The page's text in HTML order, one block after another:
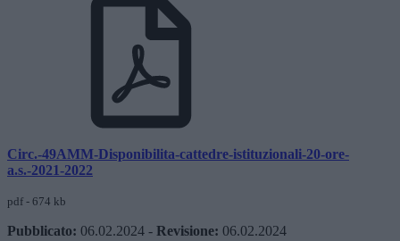
Circ.-49AMM-Disponibilita-cattedre-istituzionali-20-ore-
a.s.-2021-2022
pdf - 674 kb
Pubblicato: 06.02.2024 - Revisione: 06.02.2024